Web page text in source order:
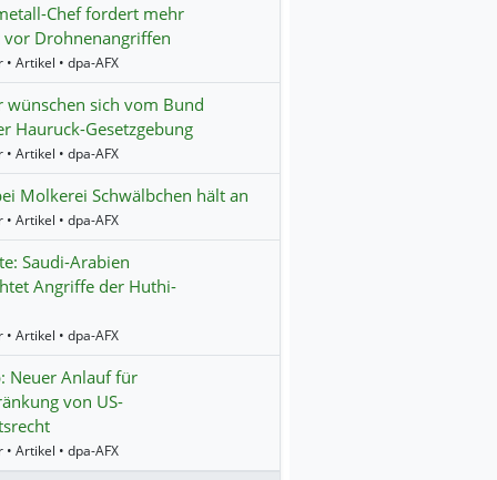
Chef fordert mehr
vor Drohnenangriffen
• Artikel • dpa-AFX
wünschen sich vom Bund
Hauruck-Gesetzgebung
• Artikel • dpa-AFX
Molkerei Schwälbchen hält an
• Artikel • dpa-AFX
Saudi-Arabien
Angriffe der Huthi-
• Artikel • dpa-AFX
Neuer Anlauf für
von US-
• Artikel • dpa-AFX